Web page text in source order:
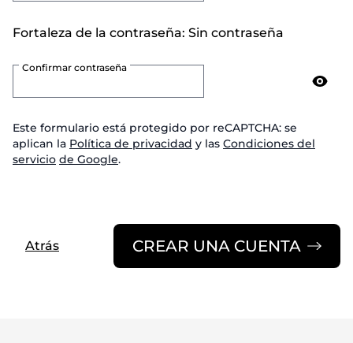
Fortaleza de la contraseña: Sin contraseña
Confirmar contraseña
Este formulario está protegido por reCAPTCHA: se
aplican la Política de privacidad y las Condiciones del
servicio de Google.
CREAR UNA CUENTA
Atrás